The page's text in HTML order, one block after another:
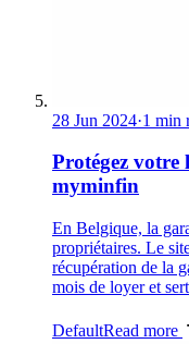
28 Jun 2024·1 min
Protégez votre
myminfin
En Belgique, la
propriétaires. Le
récupération de la
mois de loyer et
DefaultRead more